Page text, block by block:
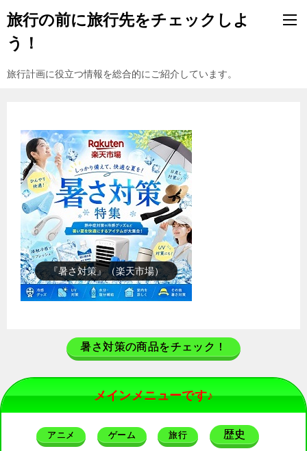
旅行の前に旅行先をチェックしよ
う！
旅行計画に役立つ情報を総合的にご紹介しています。
『楽天市場』売れ筋ランキング
暑さ対策の商品をチェック！
メインメニューです♪
アニメ ゲーム 旅行 歴史